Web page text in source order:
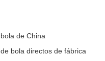
de China
bola directos de fábrica